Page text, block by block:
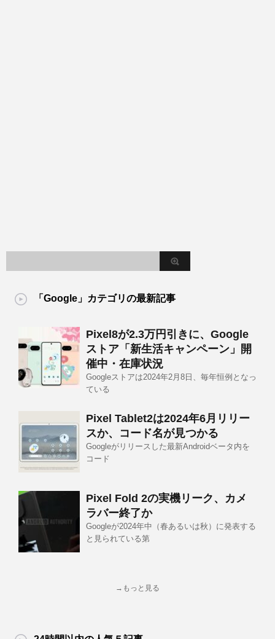
「Google」カテゴリの最新記事
Pixel8が2.3万円引きに、Google
ストア「新生活キャンペーン」開
催中・在庫状況
Googleストアは2024年2月8日、毎年恒例となっ
ている
Pixel Tablet2は2024年6月リリー
スか、コード名が見つかる
Googleがリリースした最新Androidベータ内を
コード
Pixel Fold 2の実機リーク、カメ
ラバー終了か
Googleが2024年中（春あるいは秋）に発表する
と見られている第
→もっと見る